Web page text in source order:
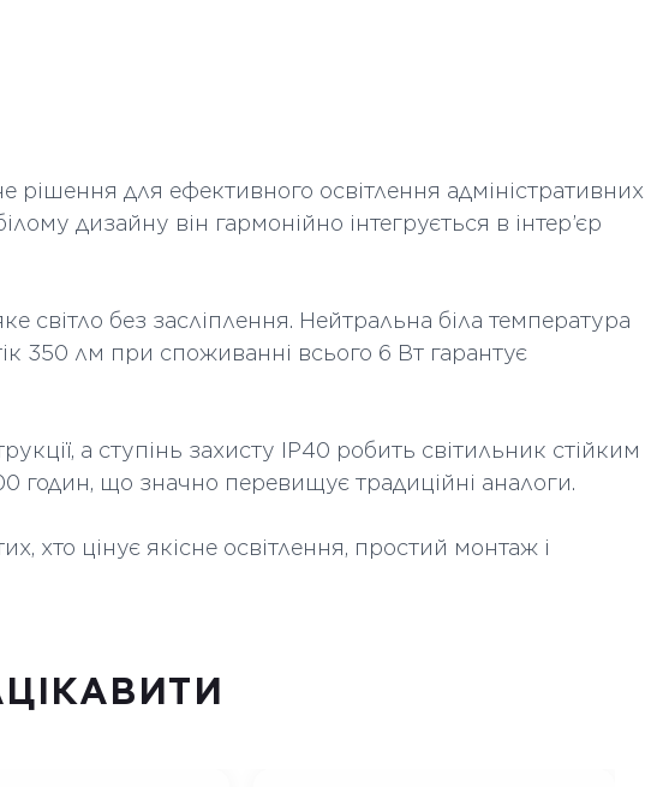
потік lm 350
Квадратна
в коробі
2 / 80
рішення для ефективного освітлення адміністративних
дизайну він гармонійно інтегрується в інтер’єр
світло без засліплення. Нейтральна біла температура
350 лм при споживанні всього 6 Вт гарантує
а ступінь захисту IP40 робить світильник стійким
годин, що значно перевищує традиційні аналоги.
хто цінує якісне освітлення, простий монтаж і